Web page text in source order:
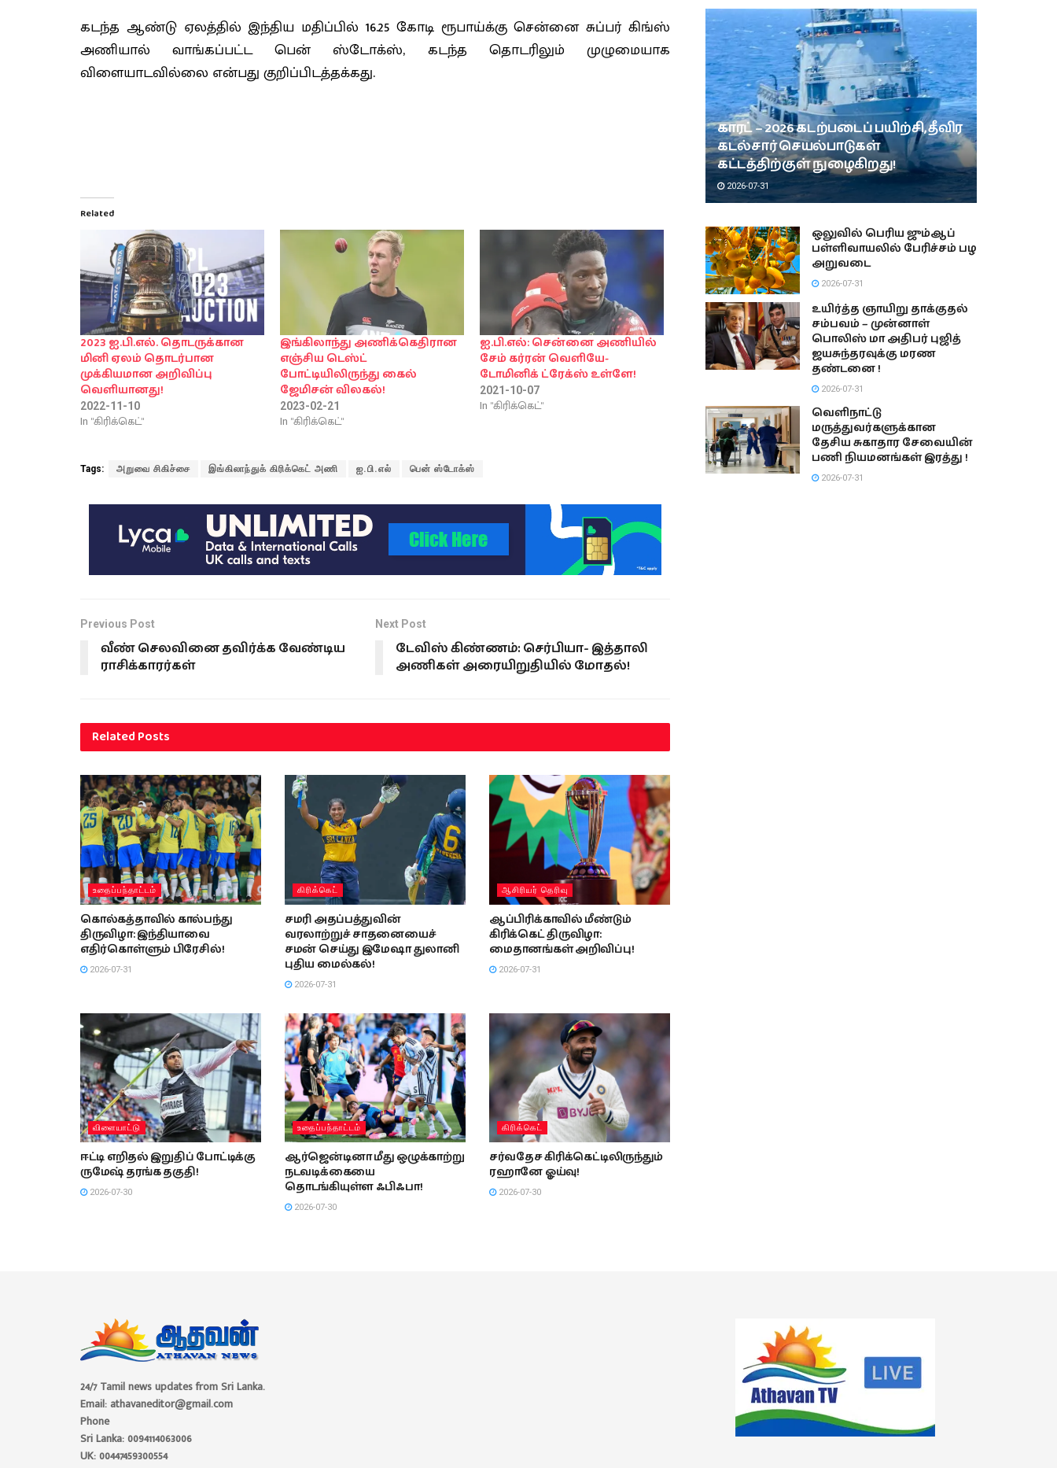
கடந்த ஆண்டு ஏலத்தில் இந்திய மதிப்பில் 16.25 கோடி ரூபாய்க்கு சென்னை சுப்பர் கிங்ஸ்
அணியால் வாங்கப்பட்ட பென் ஸ்டோக்ஸ், கடந்த தொடரிலும் முழுமையாக
விளையாடவில்லை என்பது குறிப்பிடத்தக்கது.
Related
2023 ஐ.பி.எல். தொடருக்கான
மினி ஏலம் தொடர்பான
முக்கியமான அறிவிப்பு
வெளியானது!
2022-11-10
In "கிரிக்கெட்"
இங்கிலாந்து அணிக்கெதிரான
எஞ்சிய டெஸ்ட்
போட்டியிலிருந்து கைல்
ஜேமிசன் விலகல்!
2023-02-21
In "கிரிக்கெட்"
ஐ.பி.எல்: சென்னை அணியில்
சேம் கர்ரன் வெளியே-
டோமினிக் ட்ரேக்ஸ் உள்ளே!
2021-10-07
In "கிரிக்கெட்"
Tags: அறுவை சிகிச்சை இங்கிலாந்துக் கிரிக்கெட் அணி ஐ.பி.எல் பென் ஸ்டோக்ஸ்
Previous Post
வீண் செலவினை தவிர்க்க வேண்டிய
ராசிக்காரர்கள்
Next Post
டேவிஸ் கிண்ணம்: செர்பியா- இத்தாலி
அணிகள் அரையிறுதியில் மோதல்!
RelatedPosts
உதைப்பந்தாட்டம்
கொல்கத்தாவில் கால்பந்து
திருவிழா: இந்தியாவை
எதிர்கொள்ளும் பிரேசில்!
2026-07-31
கிரிக்கெட்
சமரி அதப்பத்துவின்
வரலாற்றுச் சாதனையைச்
சமன் செய்து இமேஷா துலானி
புதிய மைல்கல்!
2026-07-31
ஆசிரியர் தெரிவு
ஆப்பிரிக்காவில் மீண்டும்
கிரிக்கெட் திருவிழா:
மைதானங்கள் அறிவிப்பு!
2026-07-31
விளையாட்டு
ஈட்டி எறிதல் இறுதிப் போட்டிக்கு
ருமேஷ் தரங்க தகுதி!
2026-07-30
உதைப்பந்தாட்டம்
ஆர்ஜென்டினா மீது ஒழுக்காற்று
நடவடிக்கையை
தொடங்கியுள்ள ஃபிஃபா!
2026-07-30
கிரிக்கெட்
சர்வதேச கிரிக்கெட்டிலிருந்தும்
ரஹானே ஓய்வு!
2026-07-30
காரட் – 2026 கடற்படைப் பயிற்சி, தீவிர
கடல்சார் செயல்பாடுகள்
கட்டத்திற்குள் நுழைகிறது!
2026-07-31
ஒலுவில் பெரிய ஜும்ஆப்
பள்ளிவாயலில் பேரிச்சம் பழ
அறுவடை
2026-07-31
உயிர்த்த ஞாயிறு தாக்குதல்
சம்பவம் – முன்னாள்
பொலிஸ் மா அதிபர் புஜித்
ஜயசுந்தரவுக்கு மரண
தண்டனை !
2026-07-31
வெளிநாட்டு
மருத்துவர்களுக்கான
தேசிய சுகாதார சேவையின்
பணி நியமனங்கள் இரத்து !
2026-07-31
24/7 Tamil news updates from Sri Lanka.
Email: athavaneditor@gmail.com
Phone
Sri Lanka: 0094114063006
UK: 00447459300554